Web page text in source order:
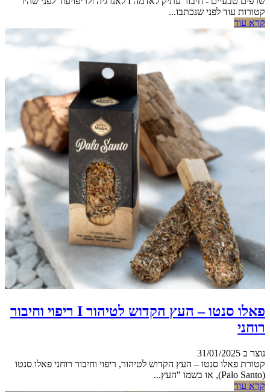
קטורות עוד לפני שנכתבו...
קרא עוד
פאלו סנטו – העץ הקדוש לטיהור I ריפוי וחיבור
רוחני
נוצר ב 31/01/2025
קטורת פאלו סנטו – העץ הקדוש לטיהור, ריפוי וחיבור רוחני פאלו סנטו
(Palo Santo), או בשמו "העץ...
קרא עוד